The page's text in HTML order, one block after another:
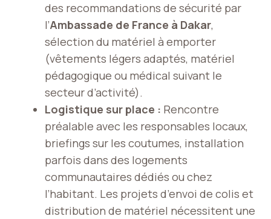
des recommandations de sécurité par
l’Ambassade de France à Dakar,
sélection du matériel à emporter
(vêtements légers adaptés, matériel
pédagogique ou médical suivant le
secteur d’activité).
Logistique sur place : Rencontre
préalable avec les responsables locaux,
briefings sur les coutumes, installation
parfois dans des logements
communautaires dédiés ou chez
l’habitant. Les projets d’envoi de colis et
distribution de matériel nécessitent une